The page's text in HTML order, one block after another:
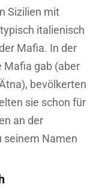
Sizilien mit
italienisch
Mafia. In der
Mafia gab (aber
bevölkerten
sie schon für
an der
seinem Namen